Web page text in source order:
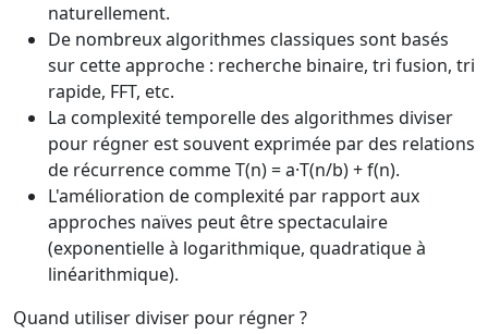
naturellement.
De nombreux algorithmes classiques sont basés
sur cette approche : recherche binaire, tri fusion, tri
rapide, FFT, etc.
La complexité temporelle des algorithmes diviser
pour régner est souvent exprimée par des relations
de récurrence comme T(n) = a·T(n/b) + f(n).
L'amélioration de complexité par rapport aux
approches naïves peut être spectaculaire
(exponentielle à logarithmique, quadratique à
linéarithmique).
Quand utiliser diviser pour régner ?